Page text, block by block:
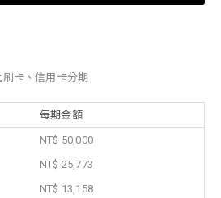
卡、信用卡分期
每期金額
NT$ 50,000
NT$ 25,773
NT$ 13,158